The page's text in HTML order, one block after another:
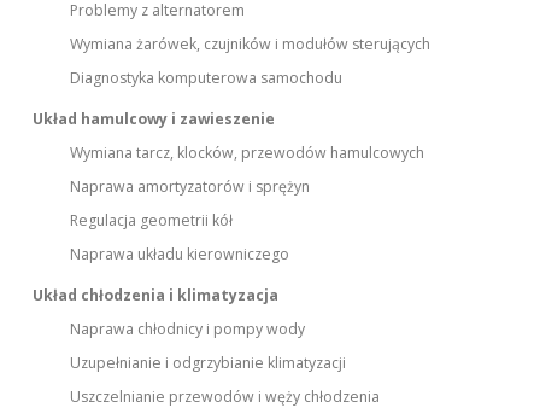
Problemy z alternatorem
Wymiana żarówek, czujników i modułów sterujących
Diagnostyka komputerowa samochodu
Układ hamulcowy i zawieszenie
Wymiana tarcz, klocków, przewodów hamulcowych
Naprawa amortyzatorów i sprężyn
Regulacja geometrii kół
Naprawa układu kierowniczego
Układ chłodzenia i klimatyzacja
Naprawa chłodnicy i pompy wody
Uzupełnianie i odgrzybianie klimatyzacji
Uszczelnianie przewodów i węży chłodzenia